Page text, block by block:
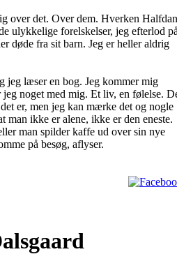
over det. Over dem. Hverken
ulykkelige forelskelser, jeg efterlod
døde fra sit barn. Jeg er heller aldrig
jeg læser en bog. Jeg kommer mig
noget med mig. Et liv, en følelse.
er, men jeg kan mærke det og nogle
man ikke er alene, ikke er den eneste.
man spilder kaffe ud over sin nye
på besøg, aflyser.